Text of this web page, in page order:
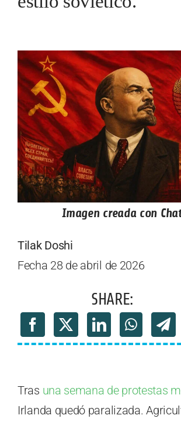
Imagen creada con
Tilak Doshi
Fecha 28 de abril de 2026
SHARE:
Tras una semana de protestas
Irlanda quedó paralizada.